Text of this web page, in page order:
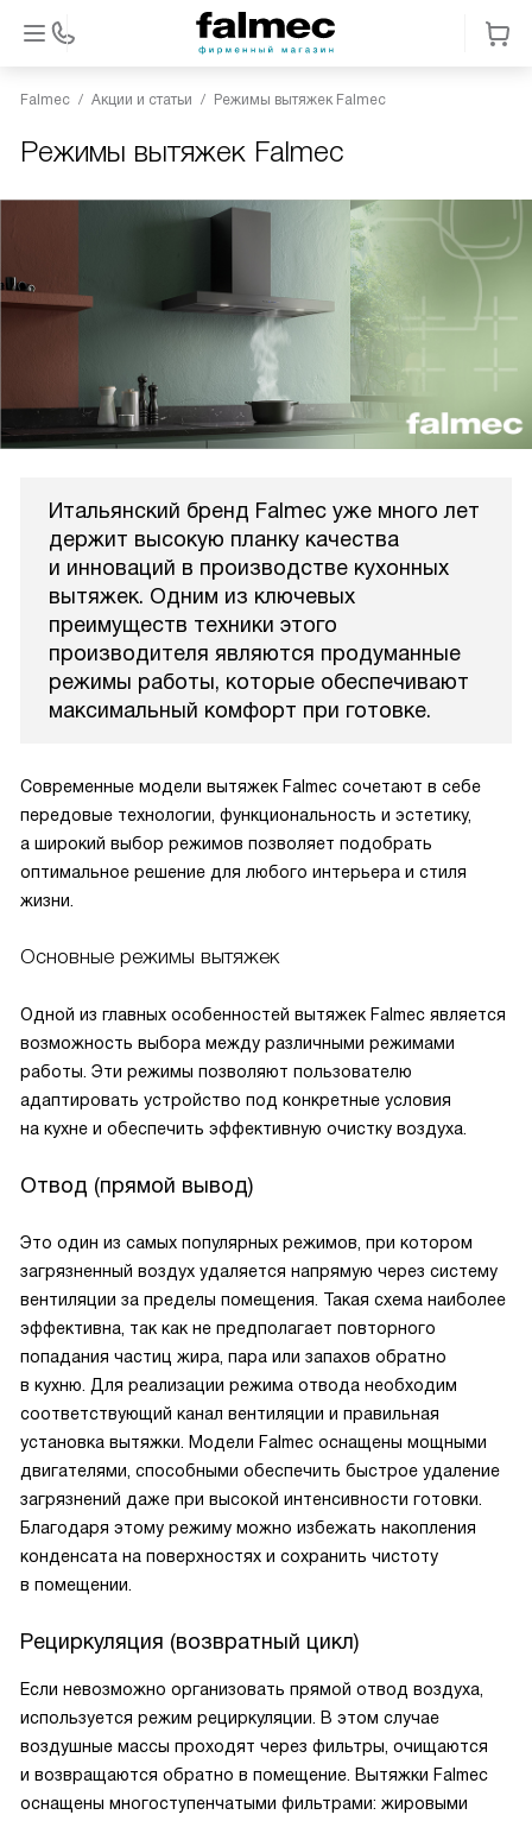
Falmec Акции и статьи Режимы вытяжек Falmec
Режимы вытяжек Falmec
Итальянский бренд Falmec уже много лет
держит высокую планку качества
и инноваций в производстве кухонных
вытяжек. Одним из ключевых
преимуществ техники этого
производителя являются продуманные
режимы работы, которые обеспечивают
максимальный комфорт при готовке.
Современные модели вытяжек Falmec сочетают в себе
передовые технологии, функциональность и эстетику,
а широкий выбор режимов позволяет подобрать
оптимальное решение для любого интерьера и стиля
жизни.
Основные режимы вытяжек
Одной из главных особенностей вытяжек Falmec является
возможность выбора между различными режимами
работы. Эти режимы позволяют пользователю
адаптировать устройство под конкретные условия
на кухне и обеспечить эффективную очистку воздуха.
Отвод (прямой вывод)
Это один из самых популярных режимов, при котором
загрязненный воздух удаляется напрямую через систему
вентиляции за пределы помещения. Такая схема наиболее
эффективна, так как не предполагает повторного
попадания частиц жира, пара или запахов обратно
в кухню. Для реализации режима отвода необходим
соответствующий канал вентиляции и правильная
установка вытяжки. Модели Falmec оснащены мощными
двигателями, способными обеспечить быстрое удаление
загрязнений даже при высокой интенсивности готовки.
Благодаря этому режиму можно избежать накопления
конденсата на поверхностях и сохранить чистоту
в помещении.
Рециркуляция (возвратный цикл)
Если невозможно организовать прямой отвод воздуха,
используется режим рециркуляции. В этом случае
воздушные массы проходят через фильтры, очищаются
и возвращаются обратно в помещение. Вытяжки Falmec
оснащены многоступенчатыми фильтрами: жировыми